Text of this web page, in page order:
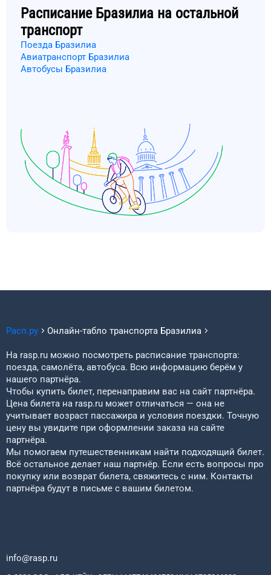
Расписание Бразилиа на остальной
транспорт
Поезда Бразилиа
Авиатранспорт Бразилиа
Автобусы Бразилиа
Расп.ру Онлайн-табло транспорта Бразилиа
На rasp.ru можно посмотреть расписание транспорта:
поезда, самолёта, автобуса. Всю информацию берём у
нашего партнёра.
Чтобы купить билет, перенаправим вас на сайт партнёра.
Цена билета на rasp.ru может отличаться — она не
учитывает возраст пассажира и условия поездки. Точную
цену вы увидите при оформлении заказа на сайте
партнёра.
Мы помогаем путешественникам найти подходящий билет.
Всё остальное делает наш партнёр. Если есть вопросы про
покупку или возврат билета, свяжитесь с ним. Контакты
партнёра будут в письме с вашим билетом.
info@rasp.ru